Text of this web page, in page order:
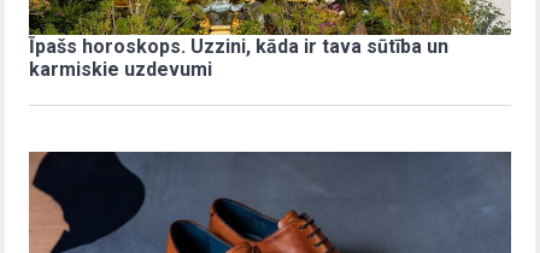
Īpašs horoskops. Uzzini, kāda ir tava sūtība un
karmiskie uzdevumi